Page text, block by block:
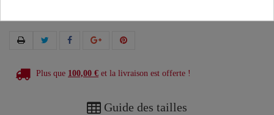
Plus que 100,00 € et la livraison est offerte !
Guide des tailles